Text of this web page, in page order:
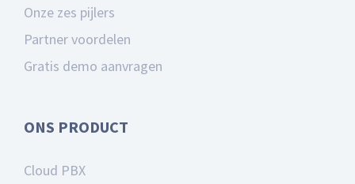
Onze zes pijlers
Partner voordelen
Gratis demo aanvragen
ONS PRODUCT
Cloud PBX